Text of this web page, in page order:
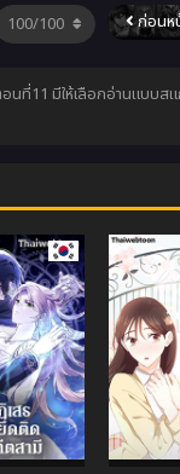
ก่อนห
อนที่11 มีให้เลือกอ่านแบบ